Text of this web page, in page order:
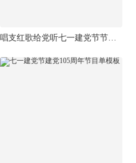
唱支红歌给党听七一建党节节目单模板